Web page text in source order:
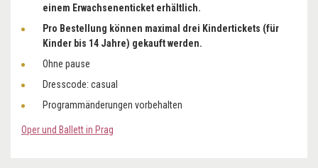
einem Erwachsenenticket erhältlich.
Pro Bestellung können maximal drei Kindertickets (für
Kinder bis 14 Jahre) gekauft werden.
Ohne pause
Dresscode: casual
Programmänderungen vorbehalten
Oper und Ballett in Prag